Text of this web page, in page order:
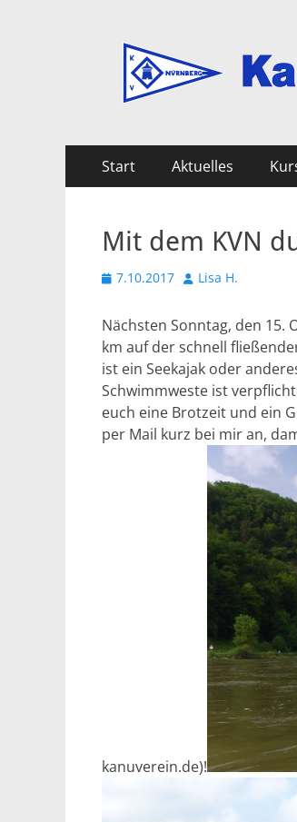
Kanu
Primäres
Menü
Inhalt
Start Aktuelles
Mit dem KVN
Veröffentlicht
7.10.2017 AutorLisa H.
Nächsten Sonntag, den 15.
km auf der schnell
ist ein Seekajak oder
Schwimmweste ist
euch eine Brotzeit und ein
per Mail kurz bei mir an,
kanuverein.de)!